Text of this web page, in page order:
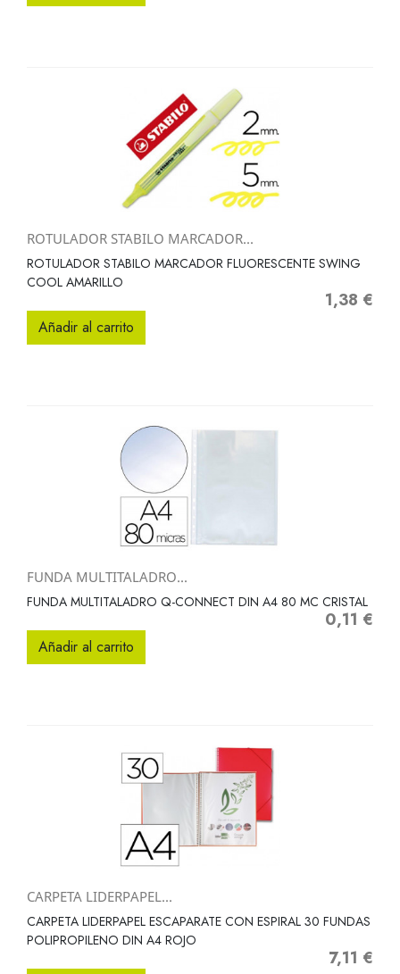
ROTULADOR STABILO MARCADOR...
ROTULADOR STABILO MARCADOR FLUORESCENTE SWING
COOL AMARILLO
Precio
1,38 €
Añadir al carrito
FUNDA MULTITALADRO...
FUNDA MULTITALADRO Q-CONNECT DIN A4 80 MC CRISTAL
Precio
0,11 €
Añadir al carrito
CARPETA LIDERPAPEL...
CARPETA LIDERPAPEL ESCAPARATE CON ESPIRAL 30 FUNDAS
POLIPROPILENO DIN A4 ROJO
Precio
7,11 €